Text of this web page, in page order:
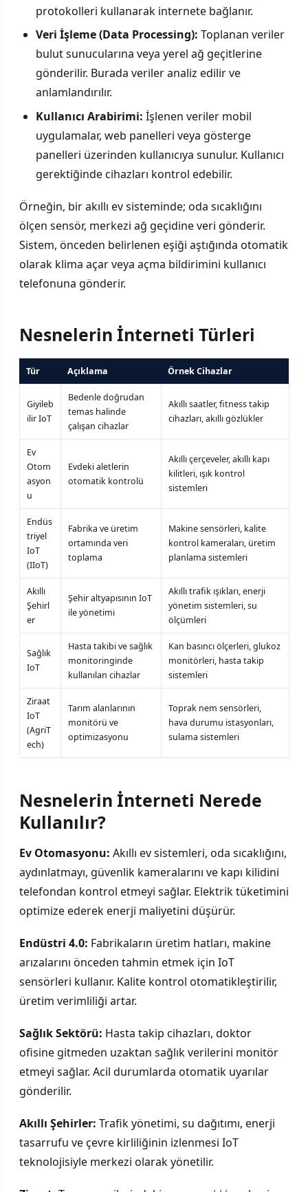
protokolleri kullanarak internete bağlanır.
Veri İşleme (Data Processing): Toplanan veriler
bulut sunucularına veya yerel ağ geçitlerine
gönderilir. Burada veriler analiz edilir ve
anlamlandırılır.
Kullanıcı Arabirimi: İşlenen veriler mobil
uygulamalar, web panelleri veya gösterge
panelleri üzerinden kullanıcıya sunulur. Kullanıcı
gerektiğinde cihazları kontrol edebilir.
Örneğin, bir akıllı ev sisteminde; oda sıcaklığını
ölçen sensör, merkezi ağ geçidine veri gönderir.
Sistem, önceden belirlenen eşiği aştığında otomatik
olarak klima açar veya açma bildirimini kullanıcı
telefonuna gönderir.
Nesnelerin İnterneti Türleri
Tür Açıklama Örnek Cihazlar
Giyileb
ilir IoT
Bedenle doğrudan
temas halinde
çalışan cihazlar
Akıllı saatler, fitness takip
cihazları, akıllı gözlükler
Ev
Otom
asyon
u
Evdeki aletlerin
otomatik kontrolü
Akıllı çerçeveler, akıllı kapı
kilitleri, ışık kontrol
sistemleri
Endüs
triyel
IoT
(IIoT)
Fabrika ve üretim
ortamında veri
toplama
Makine sensörleri, kalite
kontrol kameraları, üretim
planlama sistemleri
Akıllı
Şehirl
er
Şehir altyapısının IoT
ile yönetimi
Akıllı trafik ışıkları, enerji
yönetim sistemleri, su
ölçümleri
Sağlık
IoT
Hasta takibi ve sağlık
monitoringinde
kullanılan cihazlar
Kan basıncı ölçerleri, glukoz
monitörleri, hasta takip
sistemleri
Ziraat
IoT
(AgriT
ech)
Tarım alanlarının
monitörü ve
optimizasyonu
Toprak nem sensörleri,
hava durumu istasyonları,
sulama sistemleri
Nesnelerin İnterneti Nerede
Kullanılır?
Ev Otomasyonu: Akıllı ev sistemleri, oda sıcaklığını,
aydınlatmayı, güvenlik kameralarını ve kapı kilidini
telefondan kontrol etmeyi sağlar. Elektrik tüketimini
optimize ederek enerji maliyetini düşürür.
Endüstri 4.0: Fabrikaların üretim hatları, makine
arızalarını önceden tahmin etmek için IoT
sensörleri kullanır. Kalite kontrol otomatikleştirilir,
üretim verimliliği artar.
Sağlık Sektörü: Hasta takip cihazları, doktor
ofisine gitmeden uzaktan sağlık verilerini monitör
etmeyi sağlar. Acil durumlarda otomatik uyarılar
gönderilir.
Akıllı Şehirler: Trafik yönetimi, su dağıtımı, enerji
tasarrufu ve çevre kirliliğinin izlenmesi IoT
teknolojisiyle merkezi olarak yönetilir.